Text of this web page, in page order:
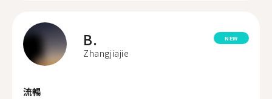
B.
Zhangjiajie
NEW
流暢